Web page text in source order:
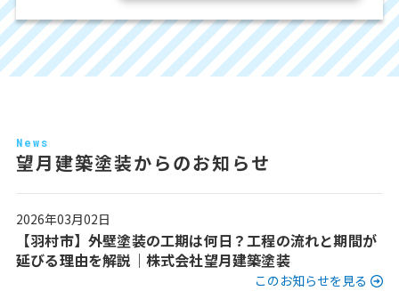
News
望月建築塗装からのお知らせ
2026年03月02日
【羽村市】外壁塗装の工期は何日？工程の流れと期間が
延びる理由を解説｜株式会社望月建築塗装
このお知らせを見る